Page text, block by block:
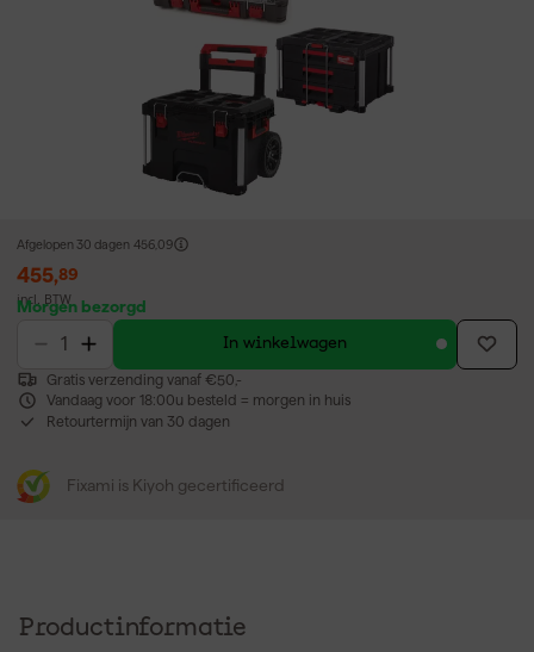
Afgelopen 30 dagen 456,09
455,89
incl. BTW
Morgen bezorgd
In winkelwagen
Gratis verzending vanaf €50,-
Vandaag voor 18:00u besteld = morgen in huis
Retourtermijn van 30 dagen
Fixami is Kiyoh gecertificeerd
Productinformatie